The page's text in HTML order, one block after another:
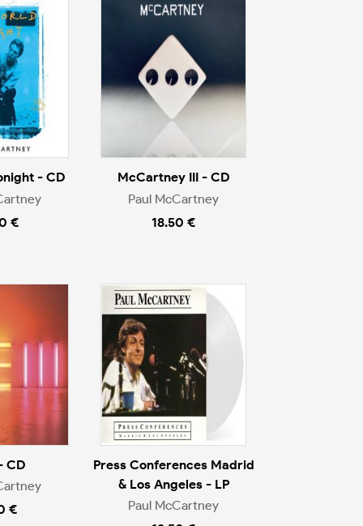
- CD
€
McCartney III - CD
Paul McCartney
18.50 €
CD
€
Press Conferences Madrid
& Los Angeles - LP
Paul McCartney